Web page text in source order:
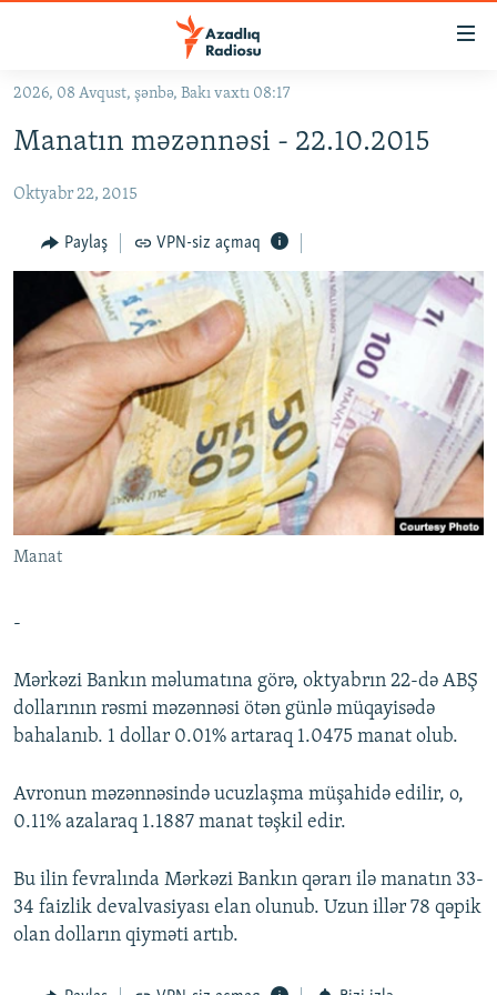
Əsas
qayıt
naviqasiyaya
Axtarışa
KORRUPSIOMETR
#ƏSLINDƏ
FƏRQƏ BAX
QANUNI DOĞRU
ARAŞDIRMA
MULTIMEDIA
VIDEO
FOTOQALEREYA
İNFOQRAFIKA
KARIKATURA
RADIO ARXIV
OXU ZALI
AZƏRBAYCAN ƏDƏBIYYATI KITABXANASI
İSLAM VƏ DEMOKRATIYA
HAQQIMIZDA
MISSIYAMIZ
PEŞƏ ETIKASI VƏ JURNALISTIKA STANDARTLARIMIZ
BIZIMLƏ ƏLAQƏ
XƏBƏR BÜLLETENLƏRIMIZ
BIZI IZLƏ
2026, 08 Avqust, şənbə, Bakı vaxtı 08:17
Manatın məzənnəsi - 22.10.2015
Oktyabr 22, 2015
Paylaş VPN-siz açmaq
Manat
-
Mərkəzi Bankın məlumatına görə, oktyabrın 22-də ABŞ
dollarının rəsmi məzənnəsi ötən günlə müqayisədə
bahalanıb. 1 dollar 0.01% artaraq 1.0475 manat olub.
Avronun məzənnəsində ucuzlaşma müşahidə edilir, o,
0.11% azalaraq 1.1887 manat təşkil edir.
Bu ilin fevralında Mərkəzi Bankın qərarı ilə manatın 33-
34 faizlik devalvasiyası elan olunub. Uzun illər 78 qəpik
olan dolların qiyməti artıb.